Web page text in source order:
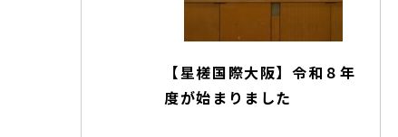
【星槎国際大阪】令和８年
度が始まりました